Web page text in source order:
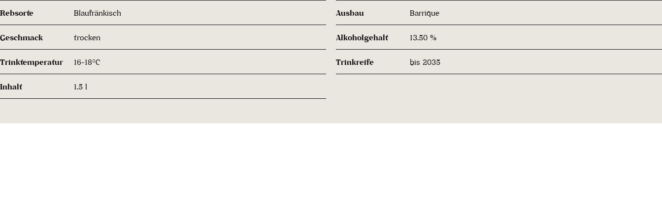
Rebsorte Blaufränkisch Ausbau Barrique
Geschmack trocken Alkoholgehalt 13.50 %
Trinktemperatur 16-18°C Trinkreife bis 2035
Inhalt 1.5 l